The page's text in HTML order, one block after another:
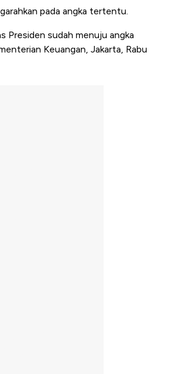
pada angka tertentu.
Presiden sudah menuju angka
Keuangan, Jakarta, Rabu